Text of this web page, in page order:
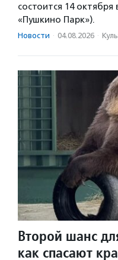
состоится 14
«Пушкино Парк»).
Новости · 04.08.2026 ·
Второй шанс
как спасают